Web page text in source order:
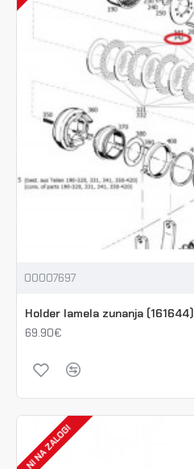
00007697
Holder lamela zunanja (161644)
69.90€
NI NA ZALOGI